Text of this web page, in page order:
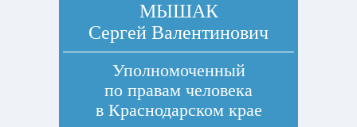
МЫШАК
Сергей Валентинович
Уполномоченный
по правам человека
в Краснодарском крае